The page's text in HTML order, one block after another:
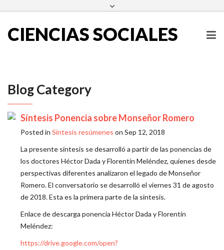
escueladecienciassociales@ues.edu.sv
CIENCIAS SOCIALES
Blog Category
Síntesis Ponencia sobre Monseñor Romero
Posted in Síntesis resúmenes on Sep 12, 2018
La presente síntesis se desarrolló a partir de las ponencias de
los doctores Héctor Dada y Florentín Meléndez, quienes desde
perspectivas diferentes analizaron el legado de Monseñor
Romero. El conversatorio se desarrolló el viernes 31 de agosto
de 2018. Esta es la primera parte de la sintesis.
Enlace de descarga ponencia Héctor Dada y Florentín
Meléndez:
https://drive.google.com/open?